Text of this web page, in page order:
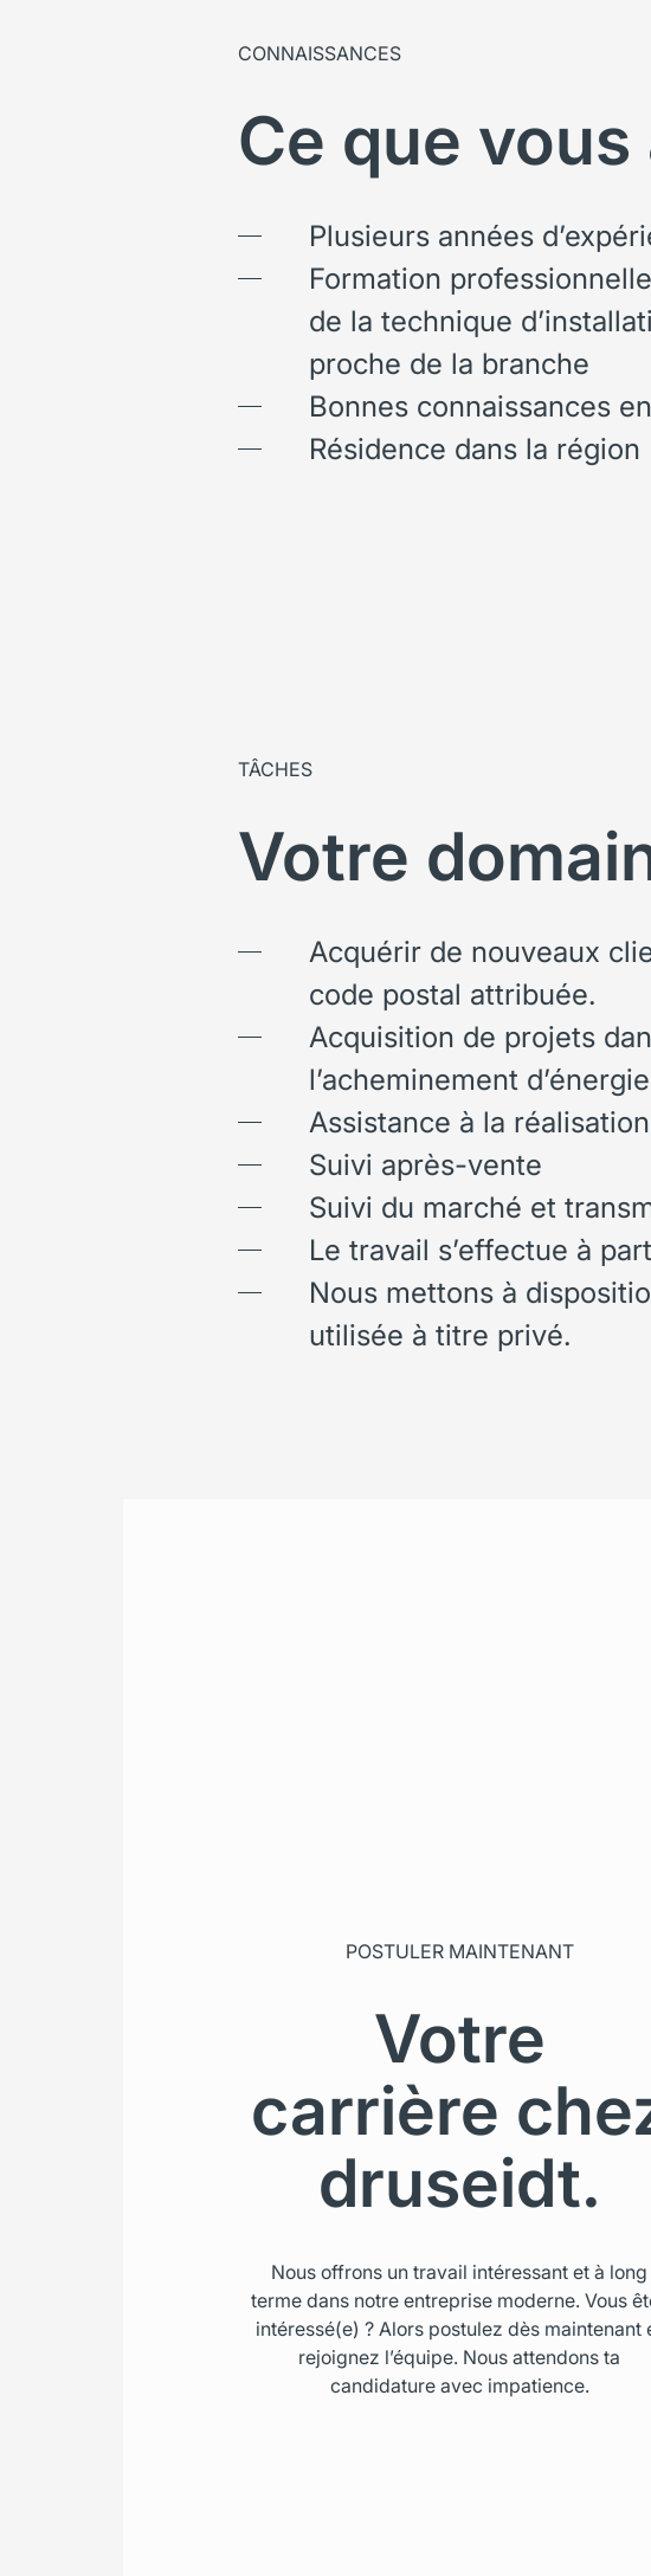
CONNAISSANCES
Ce que
Plusieurs années
Formation
de la technique
proche de la branche
Bonnes connaissances
Résidence dans la région
TÂCHES
Votre
Acquérir de nouveaux
code postal attribuée.
Acquisition de projets
l’acheminement d’énergie
Assistance à la
Suivi après-vente
Suivi du marché et
Le travail s’effectue à
Nous mettons à
utilisée à titre privé.
POSTULER MAINTENANT
Votre
carrière
druseidt.
Nous offrons un travail intéressant et à long
terme dans notre entreprise moderne. Vous
intéressé(e) ? Alors postulez dès maintenant
rejoignez l’équipe. Nous attendons ta
candidature avec impatience.